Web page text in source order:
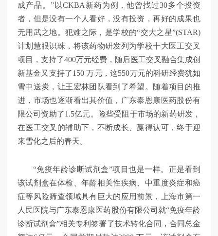
成产品。”以CKBA新药为例，他曾找过30多个投资
者，但是没有一个人看好，没有投资，再好的成果也
无用武之地。犯难之际，是学校的“交大之星”(STAR)
计划慧眼识珠，将该药物研发列为学校十大医工交叉
项目，支持了400万元经费，随后医工交叉融合集成创
新基金又支持了150 万元，这550万元的科研经费犹如
雪中送炭，让王宏林团队看到了希望。随着项目的推
进，市场也逐渐看出其价值，广东泰恩康医药股份有
限公司资助了1.5亿元。险些受阻于市场的新药研发，
在医工交叉的辅助下，不断成长、赢得认可，终于迎
来雪化之后的春天。
“免疫年龄诊断试剂盒”项目也是一样。正是看到
该试剂盒在体检、年龄相关性疾病、中重度炎症和癌
症等风险筛查领域具有巨大的应用前景，上海市第一
人民医院与广东泰恩康医药股份有限公司就“免疫年龄
诊断试剂盒”相关专利签署了技术转化合同，合同总金